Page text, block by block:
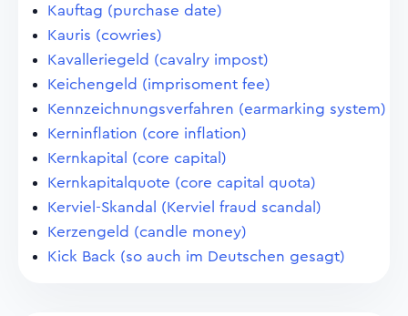
Kauftag (purchase date)
Kauris (cowries)
Kavalleriegeld (cavalry impost)
Keichengeld (imprisoment fee)
Kennzeichnungsverfahren (earmarking system)
Kerninflation (core inflation)
Kernkapital (core capital)
Kernkapitalquote (core capital quota)
Kerviel-Skandal (Kerviel fraud scandal)
Kerzengeld (candle money)
Kick Back (so auch im Deutschen gesagt)